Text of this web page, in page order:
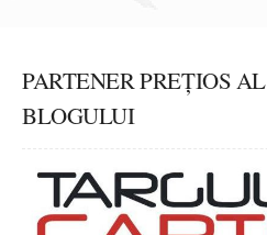
PARTENER PREȚIOS AL
BLOGULUI